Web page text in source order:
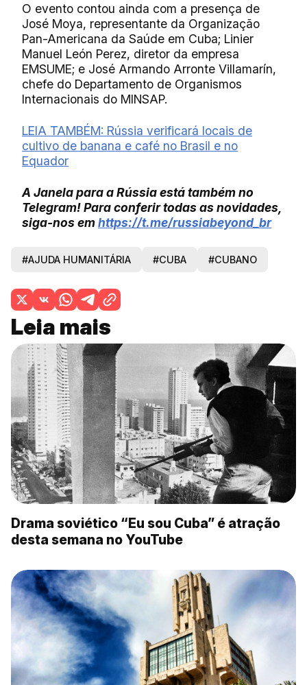
O evento contou ainda com a presença de
José Moya, representante da Organização
Pan-Americana da Saúde em Cuba; Linier
Manuel León Perez, diretor da empresa
EMSUME; e José Armando Arronte Villamarín,
chefe do Departamento de Organismos
Internacionais do MINSAP.
LEIA TAMBÉM: Rússia verificará locais de
cultivo de banana e café no Brasil e no
Equador
A Janela para a Rússia está também no
Telegram! Para conferir todas as novidades,
siga-nos emhttps://t.me/russiabeyond_ br
#AJUDA HUMANITÁRIA #CUBA #CUBANO
Leia mais
Drama soviético “Eu sou Cuba” é atração
desta semana no YouTube